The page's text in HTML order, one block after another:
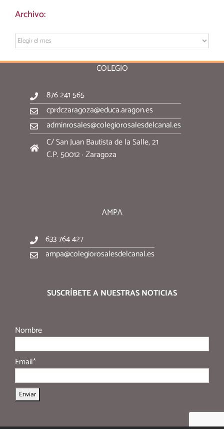
Archivo:
Archivo:
COLEGIO
876 241 565
cprdczaragoza@educa.aragon.es
adminrosales@colegiorosalesdelcanal.es
C/ San Juan Bautista de la Salle, 21
C.P. 50012 · Zaragoza
AMPA
633 764 427
ampa@colegiorosalesdelcanal.es
SUSCRÍBETE A NUESTRAS NOTICIAS
Nombre
Email*